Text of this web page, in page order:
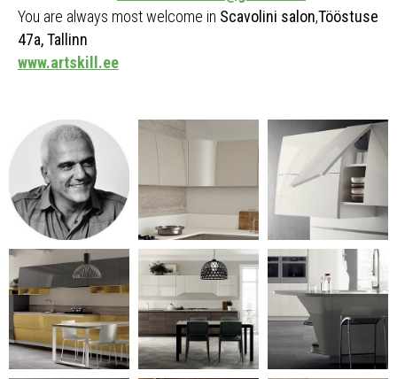
You are always most welcome in Scavolini salon,Tööstuse
47a, Tallinn
www.artskill.ee